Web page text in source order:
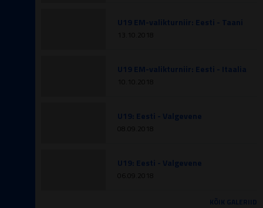
U19 EM-valikturniir: Eesti - Taani
13.10.2018
U19 EM-valikturniir: Eesti - Itaalia
10.10.2018
U19: Eesti - Valgevene
08.09.2018
U19: Eesti - Valgevene
06.09.2018
KÕIK GALERIID